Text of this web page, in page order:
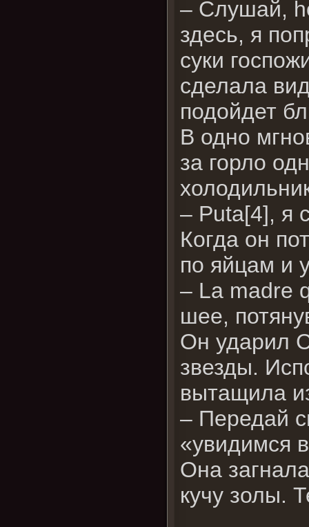
– Слушай,
здесь, я
суки
сделала
подойдет
В одно
за горло
– Puta[4], я
Когда он
по яйцам и
– La madre
шее,
Он ударил
звезды.
вытащила
– Передай
«увидимся
Она
кучу золы.